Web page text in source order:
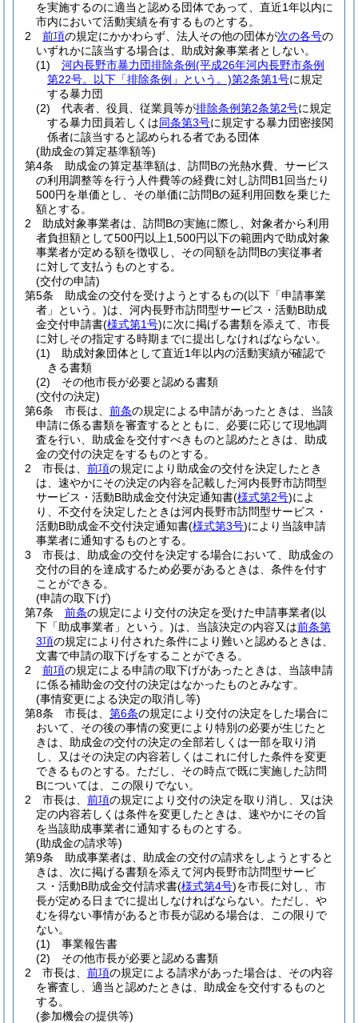
を実施するのに適当と認める団体であって、直近1年以内に
市内において活動実績を有するものとする。
2
前項の規定にかかわらず、法人その他の団体が次の各号の
いずれかに該当する場合は、助成対象事業者としない。
(1)
河内長野市暴力団排除条例(平成26年河内長野市条例
第22号。以下「排除条例」という。)第2条第1号に規定
する暴力団
(2)
代表者、役員、従業員等が排除条例第2条第2号に規定
する暴力団員若しくは同条第3号に規定する暴力団密接関
係者に該当すると認められる者である団体
(助成金の算定基準額等)
第4条
助成金の算定基準額は、訪問Bの光熱水費、サービス
の利用調整等を行う人件費等の経費に対し訪問B1回当たり
500円を単価とし、その単価に訪問Bの延利用回数を乗じた
額とする。
2
助成対象事業者は、訪問Bの実施に際し、対象者から利用
者負担額として500円以上1,500円以下の範囲内で助成対象
事業者が定める額を徴収し、その同額を訪問Bの実従事者
に対して支払うものとする。
(交付の申請)
第5条
助成金の交付を受けようとするもの(以下「申請事業
者」という。)は、河内長野市訪問型サービス・活動B助成
金交付申請書(様式第1号)に次に掲げる書類を添えて、市長
に対しその指定する時期までに提出しなければならない。
(1)
助成対象団体として直近1年以内の活動実績が確認で
きる書類
(2)
その他市長が必要と認める書類
(交付の決定)
第6条
市長は、 前条の規定による申請があったときは、当該
申請に係る書類を審査するとともに、必要に応じて現地調
査を行い、助成金を交付すべきものと認めたときは、助成
金の交付の決定をするものとする。
2
市長は、 前項の規定により助成金の交付を決定したとき
は、速やかにその決定の内容を記載した河内長野市訪問型
サービス・活動B助成金交付決定通知書(様式第2号)によ
り、不交付を決定したときは河内長野市訪問型サービス・
活動B助成金不交付決定通知書(様式第3号)により当該申請
事業者に通知するものとする。
3
市長は、助成金の交付を決定する場合において、助成金の
交付の目的を達成するため必要があるときは、条件を付す
ことができる。
(申請の取下げ)
第7条
前条の規定により交付の決定を受けた申請事業者(以
下「助成事業者」という。)は、当該決定の内容又は前条第
3項の規定により付された条件により難いと認めるときは、
文書で申請の取下げをすることができる。
2
前項の規定による申請の取下げがあったときは、当該申請
に係る補助金の交付の決定はなかったものとみなす。
(事情変更による決定の取消し等)
第8条
市長は、 第6条の規定により交付の決定をした場合に
おいて、その後の事情の変更により特別の必要が生じたと
きは、助成金の交付の決定の全部若しくは一部を取り消
し、又はその決定の内容若しくはこれに付した条件を変更
できるものとする。 ただし、その時点で既に実施した訪問
Bについては、この限りでない。
2
市長は、 前項の規定により交付の決定を取り消し、又は決
定の内容若しくは条件を変更したときは、速やかにその旨
を当該助成事業者に通知するものとする。
(助成金の請求等)
第9条
助成事業者は、助成金の交付の請求をしようとすると
きは、次に掲げる書類を添えて河内長野市訪問型サービ
ス・活動B助成金交付請求書(様式第4号)を市長に対し、市
長が定める日までに提出しなければならない。 ただし、や
むを得ない事情があると市長が認める場合は、この限りで
ない。
(1)
事業報告書
(2)
その他市長が必要と認める書類
2
市長は、 前項の規定による請求があった場合は、その内容
を審査し、適当と認めたときは、助成金を交付するものと
する。
(参加機会の提供等)